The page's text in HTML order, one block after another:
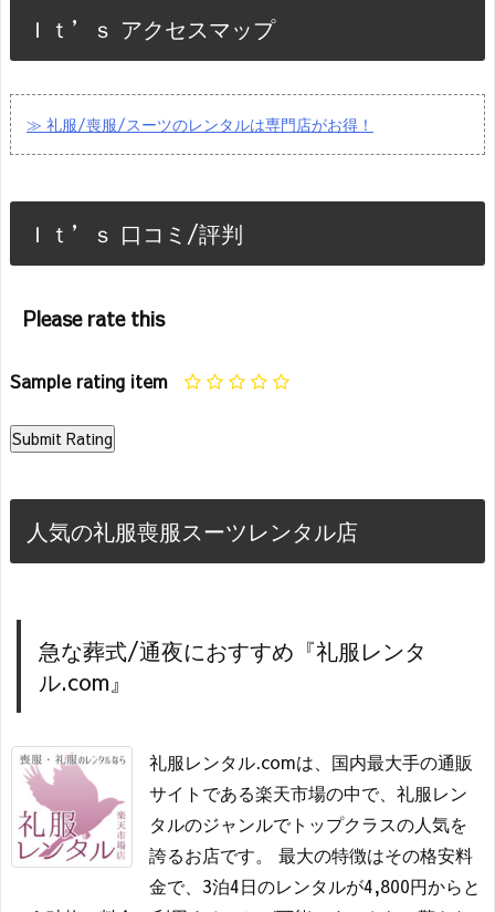
Ｉｔ’ｓ アクセスマップ
≫ 礼服/喪服/スーツのレンタルは専門店がお得！
Ｉｔ’ｓ 口コミ/評判
Please rate this
Sample rating item
人気の礼服喪服スーツレンタル店
急な葬式/通夜におすすめ『礼服レンタ
ル.com』
礼服レンタル.comは、国内最大手の通販
サイトである楽天市場の中で、礼服レン
タルのジャンルでトップクラスの人気を
誇るお店です。 最大の特徴はその格安料
金で、3泊4日のレンタルが4,800円からと